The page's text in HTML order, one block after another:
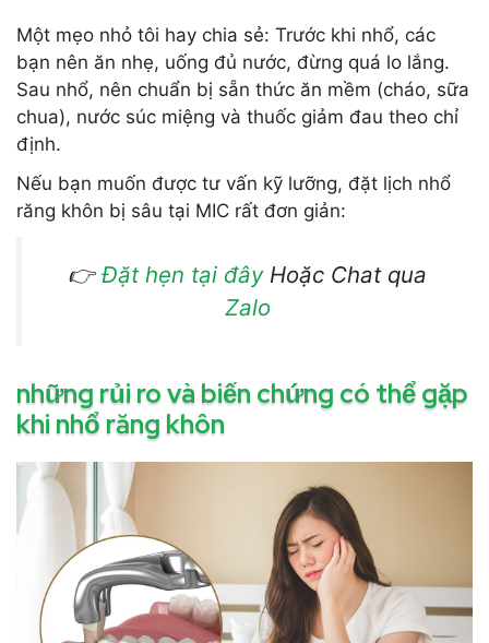
Một mẹo nhỏ tôi hay chia sẻ: Trước khi nhổ, các
bạn nên ăn nhẹ, uống đủ nước, đừng quá lo lắng.
Sau nhổ, nên chuẩn bị sẵn thức ăn mềm (cháo, sữa
chua), nước súc miệng và thuốc giảm đau theo chỉ
định.
Nếu bạn muốn được tư vấn kỹ lưỡng, đặt lịch nhổ
răng khôn bị sâu tại MIC rất đơn giản:
👉Đặt hẹn tại đâyHoặc Chat qua
Zalo
những rủi ro và biến chứng có thể gặp
khi nhổ răng khôn